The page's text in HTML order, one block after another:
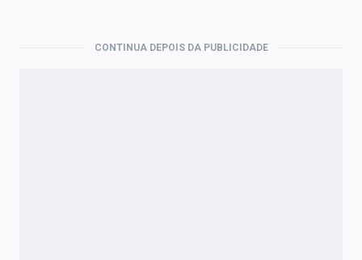
CONTINUA DEPOIS DA PUBLICIDADE